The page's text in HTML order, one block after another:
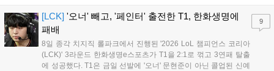
즈' 김수환의 인터뷰 내...
[LCK] '오너' 빼고, '페인터' 출전한 T1, 한화생명에
패배
8일 종각 치지직 롤파크에서 진행된 '2026 LoL 챔피언스 코리아
(LCK)' 3라운드 한화생명e스포츠가 T1을 2:1로 꺾고 3연패 탈출
에 성공했다. T1은 금일 선발에 '오너' 문현준이 아닌 콜업된 신예
9